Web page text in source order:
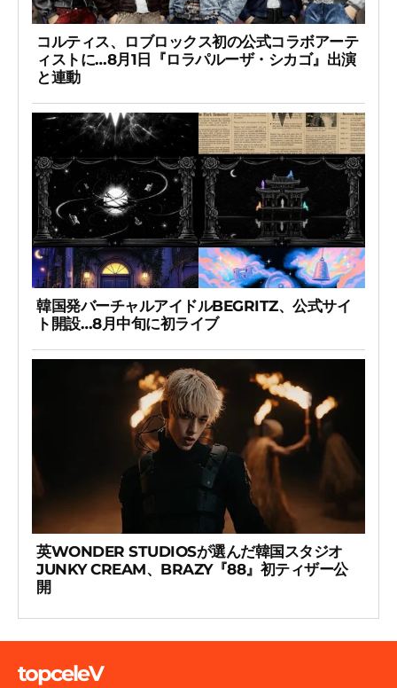
コルティス、ロブロックス初の公式コラボアーテ
ィストに…8月1日『ロラパルーザ・シカゴ』出演
と連動
韓国発バーチャルアイドルBEGRITZ、公式サイ
ト開設…8月中旬に初ライブ
英WONDER STUDIOSが選んだ韓国スタジオ
JUNKY CREAM、BRAZY『88』初ティザー公
開
topceleV